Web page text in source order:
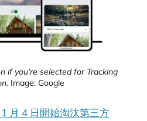
if you’re selected for Tracking
Image: Google
月 4 日開始淘汰第三方